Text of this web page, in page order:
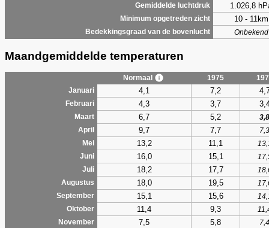
Gemiddelde luchtdruk 1.026,8
Minimum opgetreden zicht 10 - 11km
Bedekkingsgraad van de bovenlucht Onbekend
Maandgemiddelde temperaturen
Normaal 1975
Januari
4,1 7,2
Februari 4,3 3,7
Maart 6,7 5,2
3,8
April
9,7 7,7
7,3
Mei
13,2 11,1
Juni
16,0 15,1
Juli
18,2 17,7
Augustus
18,0 19,5
September
15,1 15,6
Oktober
11,4 9,3
November
7,5 5,8
7,4